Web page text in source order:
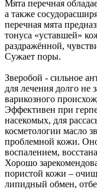
Мята перечная
а также
перечная мята
тонуса «уставшей»
раздражённой,
Сужает поры.
Зверобой - сильное
для лечения долго не
варикозного
Эффективен при
насекомых, для
косметологии масло
проблемной кожи.
воспалением,
Хорошо
пористой кожи –
липидный обмен,